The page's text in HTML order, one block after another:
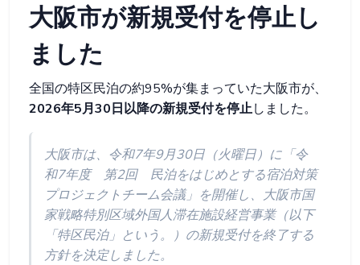
大阪市が新規受付を停止し
ました
全国の特区民泊の約95%が集まっていた大阪市が、
2026年5月30日以降の新規受付を停止しました。
大阪市は、令和7年9月30日（火曜日）に「令
和7年度 第2回 民泊をはじめとする宿泊対策
プロジェクトチーム会議」を開催し、大阪市国
家戦略特別区域外国人滞在施設経営事業（以下
「特区民泊」という。）の新規受付を終了する
方針を決定しました。